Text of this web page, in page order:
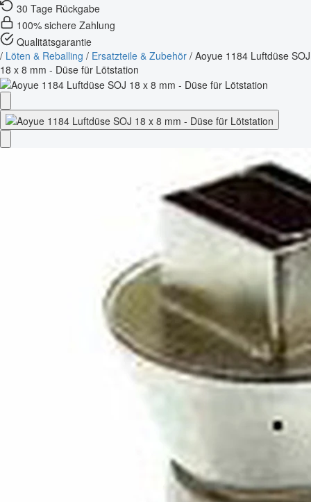
30 Tage Rückgabe
100% sichere Zahlung
Qualitätsgarantie
/ Löten & Reballing / Ersatzteile & Zubehör / Aoyue 1184 Luftdüse SOJ
18 x 8 mm - Düse für Lötstation